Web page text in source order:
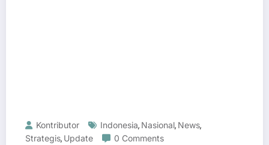
Kontributor Indonesia, Nasional, News,
Strategis, Update 0 Comments